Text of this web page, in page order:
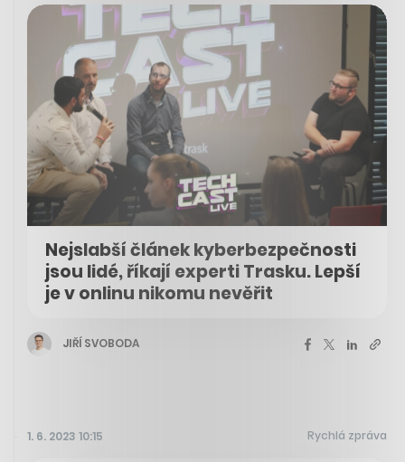
Nejslabší článek kyberbezpečnosti
jsou lidé, říkají experti Trasku. Lepší
je v onlinu nikomu nevěřit
JIŘÍ SVOBODA
1. 6. 2023 10:15 Rychlá zpráva